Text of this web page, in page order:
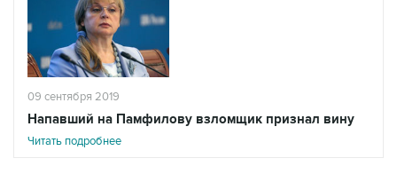
09 сентября 2019
Напавший на Памфилову взломщик признал вину
Читать подробнее